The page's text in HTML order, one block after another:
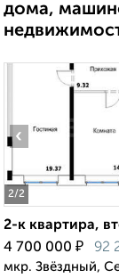
дома,
2/2
‹
2-к квартира,
4 700 000 ₽ 92
мкр. Звёздный,